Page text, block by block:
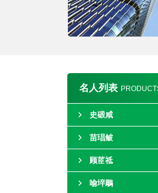
名人列表
史碫咸
苗琩鲏
顾茝祗
喻埣鵰